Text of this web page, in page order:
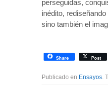
perseguidas,
inédito,
sino también el
Share Post
Publicado en Ensayos .